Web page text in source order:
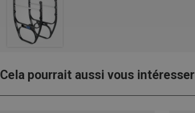
Cela pourrait aussi vous intéresser